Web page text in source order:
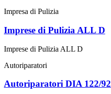
Impresa di Pulizia
Imprese di Pulizia ALL D
Imprese di Pulizia ALL D
Autoriparatori
Autoriparatori DIA 122/92